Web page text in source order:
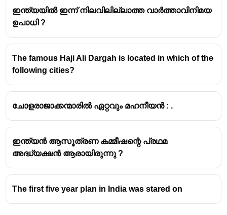
ഇന്ത്യയിൽ ഇന്ന് നിലവിലില്ലാത്ത വാർത്താവിനിമയ
ഉപാധി ?
The famous Haji Ali Dargah is located in which of the
following cities?
ചോളരാജാക്കന്മാരിൽ ഏറ്റവും മഹനീയൻ : .
ഇന്ത്യൻ ആസൂത്രണ കമ്മീഷന്റെ പ്രഥമ
അദ്ധ്യക്ഷൻ ആരായിരുന്നു ?
The first five year plan in India was stared on